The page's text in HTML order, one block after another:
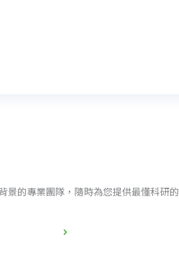
景的專業團隊，隨時為您提供最懂科研